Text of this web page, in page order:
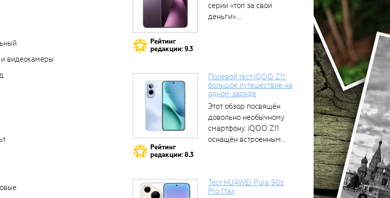
видеокамеры
Рейтинг
редакции: 9.3
серии «топ за свои
деньги»....
Рейтинг
редакции: 8.3
Полевой тест iQOO Z11:
большое путешествие на
одном заряде
Этот обзор посвящён
довольно необычному
смартфону. iQOO Z11
оснащён встроенным
Тест HUAWEI Pura 90s
Pro Max